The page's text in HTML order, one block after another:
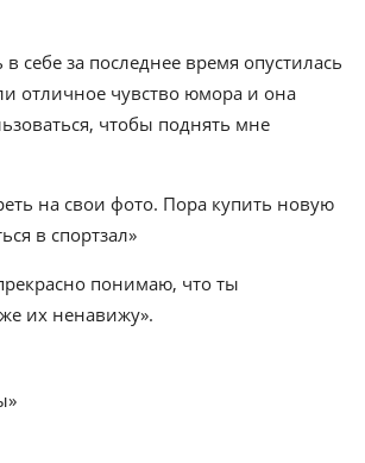
себе за последнее время опустилась
отличное чувство юмора и она
чтобы поднять мне
на свои фото. Пора купить новую
в спортзал»
понимаю, что ты
их ненавижу».